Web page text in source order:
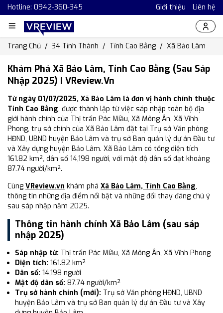
Hotline: 0942-360-345 Giới thiệu Liên hệ
Trang Chủ 34 Tỉnh Thành Tỉnh Cao Bằng Xã Bảo Lâm
Khám Phá Xã Bảo Lâm, Tỉnh Cao Bằng (Sau Sáp
Nhập 2025) | VReview.vn
Từ ngày 01/07/2025, Xã Bảo Lâm là đơn vị hành chính thuộc
Tỉnh Cao Bằng, được thành lập từ việc sáp nhập toàn bộ địa
giới hành chính của Thị trấn Pác Miầu, Xã Mông Ân, Xã Vĩnh
Phong, trụ sở chính của Xã Bảo Lâm đặt tại Trụ sở Văn phòng
HĐND, UBND huyện Bảo Lâm và trụ sở Ban quản lý dự án Đầu tư
và Xây dựng huyện Bảo Lâm. Xã Bảo Lâm có tổng diện tích
161.82 km², dân số 14,198 người, với mật độ dân số đạt khoảng
87.74 người/km².
Cùng VReview.vn khám phá Xã Bảo Lâm, Tỉnh Cao Bằng,
thông tin những địa điểm nổi bật và những đổi thay đáng chú ý
sau sáp nhập năm 2025.
Thông tin hành chính Xã Bảo Lâm (sau sáp
nhập 2025)
Sáp nhập từ: Thị trấn Pác Miầu, Xã Mông Ân, Xã Vĩnh Phong
Diện tích: 161.82 km²
Dân số: 14,198 người
Mật độ dân số: 87.74 người/km²
Trụ sở hành chính (mới): Trụ sở Văn phòng HĐND, UBND
huyện Bảo Lâm và trụ sở Ban quản lý dự án Đầu tư và Xây